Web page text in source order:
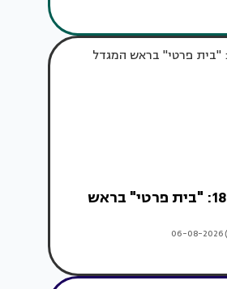
וילה בקומה ה-18: "בית פרטי" בראש
06-08-2026